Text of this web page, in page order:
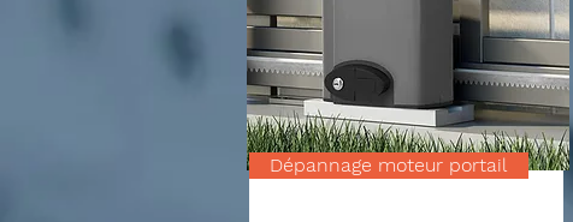
Dépannage moteur portail